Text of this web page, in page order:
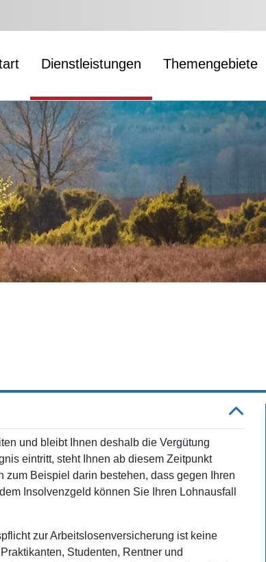
Dienstleistungen Themengebiete
und bleibt Ihnen deshalb die Vergütung
eintritt, steht Ihnen ab diesem Zeitpunkt
zum Beispiel darin bestehen, dass gegen Ihren
Insolvenzgeld können Sie Ihren Lohnausfall
zur Arbeitslosenversicherung ist keine
Studenten, Rentner und